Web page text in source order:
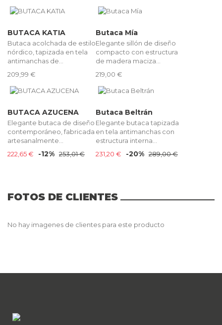
BUTACA KATIA
Butaca acolchada de estilo
nórdico, tapizada en tela
antimanchas de...
209,99 €
Butaca Mía
Elegante sillón de diseño
compacto con estructura
de madera maciza...
219,00 €
BUTACA AZUCENA
Elegante butaca de diseño
contemporáneo, fabricada
artesanalmente...
222,65 €
-12% 253,01 €
Butaca Beltrán
Elegante butaca tapizada
en tela antimanchas con
estructura interna...
231,20 €
-20% 289,00 €
FOTOS DE CLIENTES
No hay imagenes de clientes para este producto